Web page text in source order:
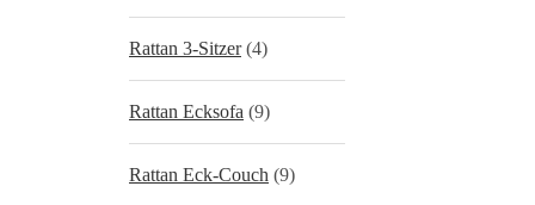
Rattan 3-Sitzer (4)
Rattan Ecksofa (9)
Rattan Eck-Couch (9)